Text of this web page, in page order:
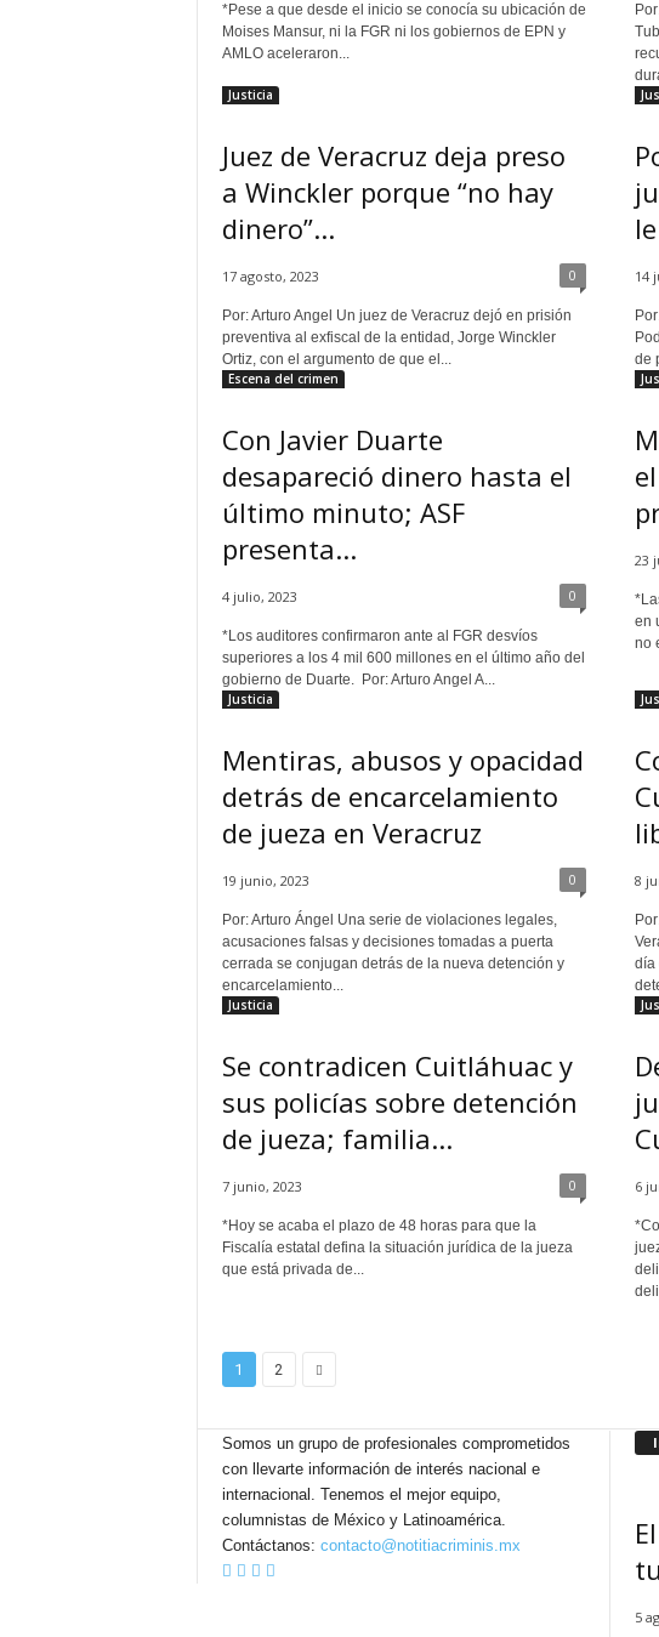
*Pese a que desde el inicio se conocía su ubicación de
Moises Mansur, ni la FGR ni los gobiernos de EPN y
AMLO aceleraron...
Justicia
Juez de Veracruz deja preso
a Winckler porque “no hay
dinero”...
17 agosto, 2023 0
Por: Arturo Angel Un juez de Veracruz dejó en prisión
preventiva al exfiscal de la entidad, Jorge Winckler
Ortiz, con el argumento de que el...
14
de
Escena del crimen
Con Javier Duarte
desapareció dinero hasta el
último minuto; ASF
presenta...
4 julio, 2023 0
*Los auditores confirmaron ante al FGR desvíos
superiores a los 4 mil 600 millones en el último año del
gobierno de Duarte. Por: Arturo Angel A...
23
en
no
Justicia
Mentiras, abusos y opacidad
detrás de encarcelamiento
de jueza en Veracruz
19 junio, 2023 0
Por: Arturo Ángel Una serie de violaciones legales,
acusaciones falsas y decisiones tomadas a puerta
cerrada se conjugan detrás de la nueva detención y
encarcelamiento...
8
día
Justicia
Se contradicen Cuitláhuac y
sus policías sobre detención
de jueza; familia...
7 junio, 2023 0
*Hoy se acaba el plazo de 48 horas para que la
Fiscalía estatal defina la situación jurídica de la jueza
que está privada de...
6
1 2
Somos un grupo de profesionales comprometidos
con llevarte información de interés nacional e
internacional. Tenemos el mejor equipo,
columnistas de México y Latinoamérica.
Contáctanos: contacto@notitiacriminis.mx
5